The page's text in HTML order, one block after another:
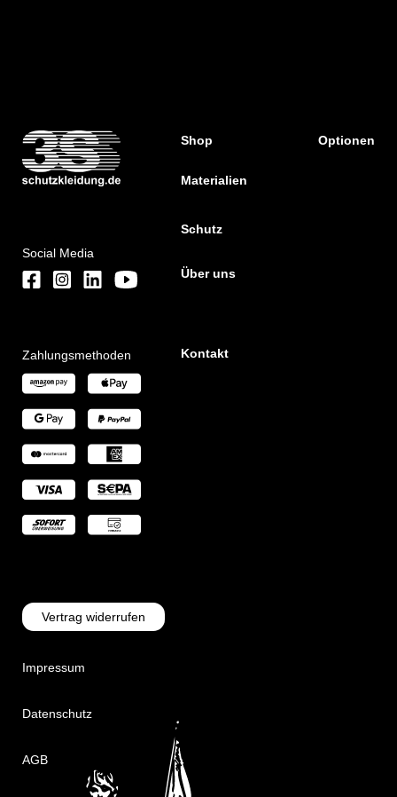
Social Media
Zahlungsmethoden
Vertrag widerrufen
Impressum
Datenschutz
AGB
Shop Optionen
Materialien
Schutz
Über uns
Kontakt